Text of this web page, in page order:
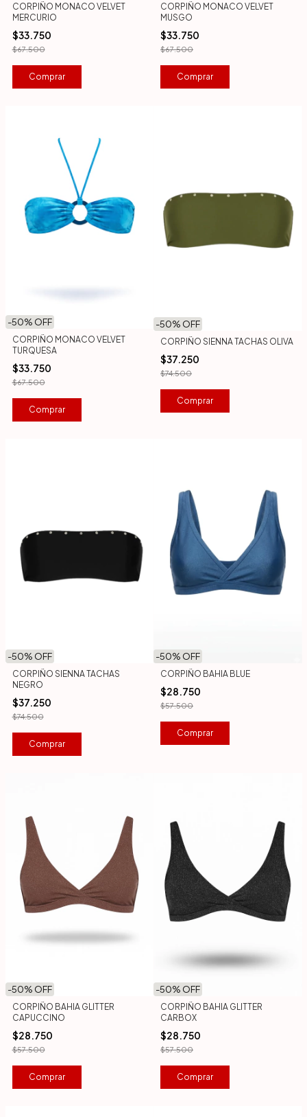
CORPIÑO MONACO VELVET
MERCURIO
$33.750
$67.500
Comprar
CORPIÑO MONACO VELVET
MUSGO
$33.750
$67.500
Comprar
-50% OFF
CORPIÑO MONACO VELVET
TURQUESA
$33.750
$67.500
Comprar
-50% OFF
CORPIÑO SIENNA TACHAS OLIVA
$37.250
$74.500
Comprar
-50% OFF
CORPIÑO SIENNA TACHAS
NEGRO
$37.250
$74.500
Comprar
-50% OFF
CORPIÑO BAHIA BLUE
$28.750
$57.500
Comprar
-50% OFF
CORPIÑO BAHIA GLITTER
CAPUCCINO
$28.750
$57.500
Comprar
-50% OFF
CORPIÑO BAHIA GLITTER
CARBOX
$28.750
$57.500
Comprar